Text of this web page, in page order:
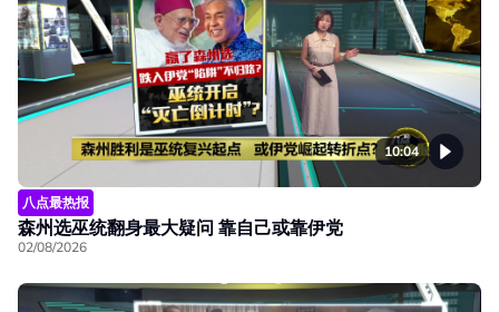
10:04
八点最热报
森州选巫统翻身最大疑问 靠自己或靠伊党
02/08/2026